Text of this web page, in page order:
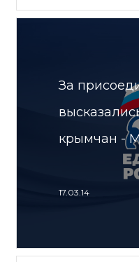
За
крымчан -
17.03.14